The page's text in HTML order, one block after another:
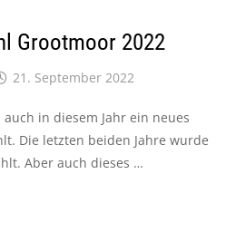
Grootmoor 2022
21. September 2022
in diesem Jahr ein neues
Die letzten beiden Jahre wurde
Aber auch dieses …